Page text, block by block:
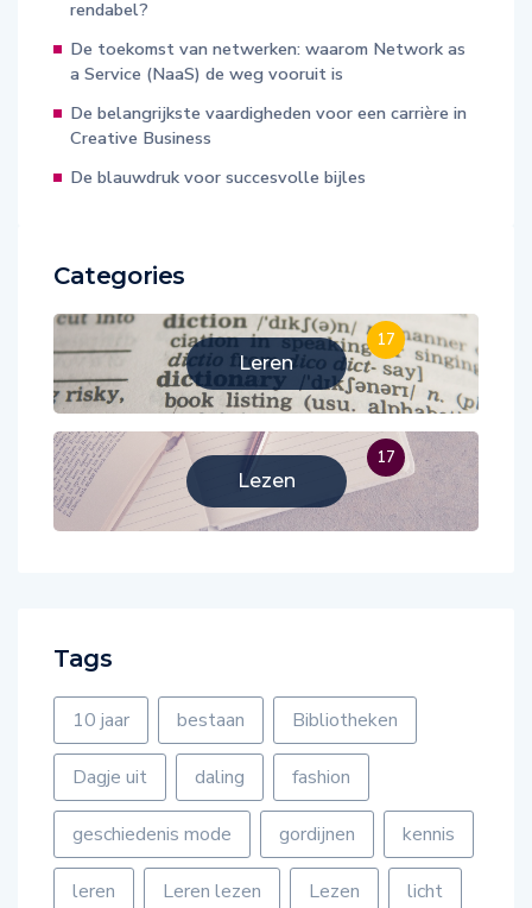
rendabel?
De toekomst van netwerken: waarom Network as
a Service (NaaS) de weg vooruit is
De belangrijkste vaardigheden voor een carrière in
Creative Business
De blauwdruk voor succesvolle bijles
Categories
Leren
17
Lezen
17
Tags
10 jaar bestaan Bibliotheken
Dagje uit daling fashion
geschiedenis mode gordijnen kennis
leren Leren lezen Lezen licht